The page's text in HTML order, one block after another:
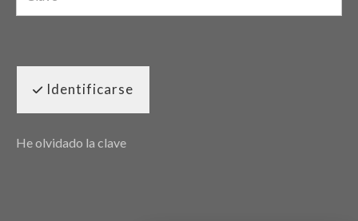
Identificarse
He olvidado la clave